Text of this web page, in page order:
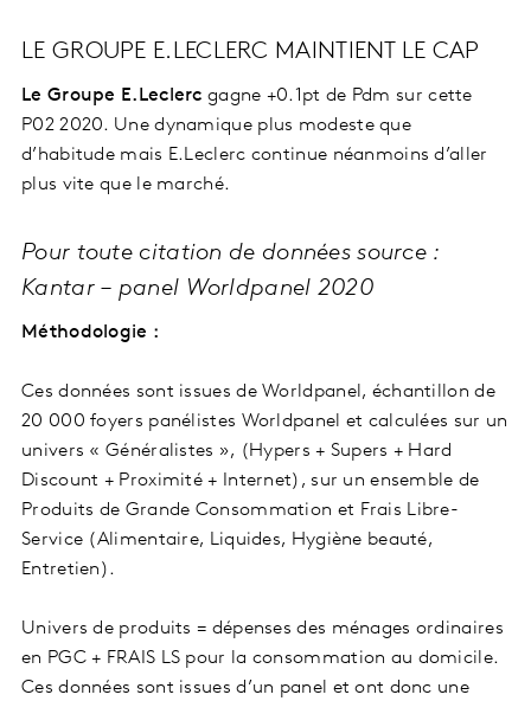
LE GROUPE E.LECLERC MAINTIENT LE CAP
Le Groupe E.Leclerc gagne +0.1pt de Pdm sur cette
P02 2020. Une dynamique plus modeste que
d’habitude mais E.Leclerc continue néanmoins d’aller
plus vite que le marché.
Pour toute citation de données source :
Kantar – panel Worldpanel 2020
Méthodologie :
Ces données sont issues de Worldpanel, échantillon de
20 000 foyers panélistes Worldpanel et calculées sur un
univers « Généralistes », (Hypers + Supers + Hard
Discount + Proximité + Internet), sur un ensemble de
Produits de Grande Consommation et Frais Libre-
Service (Alimentaire, Liquides, Hygiène beauté,
Entretien).
Univers de produits = dépenses des ménages ordinaires
en PGC + FRAIS LS pour la consommation au domicile.
Ces données sont issues d’un panel et ont donc une